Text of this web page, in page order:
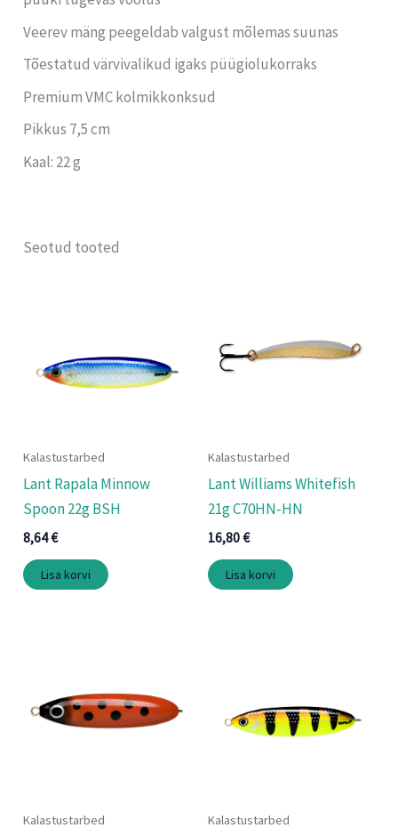
Veerev mäng peegeldab valgust mõlemas suunas
Tõestatud värvivalikud igaks püügiolukorraks
Premium VMC kolmikkonksud
Pikkus 7,5 cm
Kaal: 22 g
Seotud tooted
Kalastustarbed
Lant Rapala Minnow
Spoon 22g BSH
8,64€
Lisa korvi
Kalastustarbed
Lant Williams Whitefish
21g C70HN-HN
16,80€
Lisa korvi
Kalastustarbed Kalastustarbed